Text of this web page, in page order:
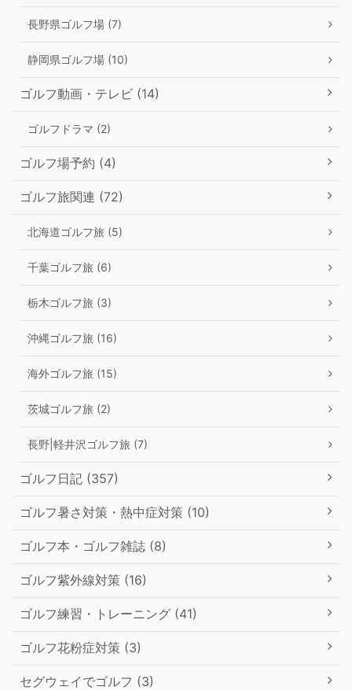
長野県ゴルフ場 (7)
静岡県ゴルフ場 (10)
ゴルフ動画・テレビ (14)
ゴルフドラマ (2)
ゴルフ場予約 (4)
ゴルフ旅関連 (72)
北海道ゴルフ旅 (5)
千葉ゴルフ旅 (6)
栃木ゴルフ旅 (3)
沖縄ゴルフ旅 (16)
海外ゴルフ旅 (15)
茨城ゴルフ旅 (2)
長野|軽井沢ゴルフ旅 (7)
ゴルフ日記 (357)
ゴルフ暑さ対策・熱中症対策 (10)
ゴルフ本・ゴルフ雑誌 (8)
ゴルフ紫外線対策 (16)
ゴルフ練習・トレーニング (41)
ゴルフ花粉症対策 (3)
セグウェイでゴルフ (3)